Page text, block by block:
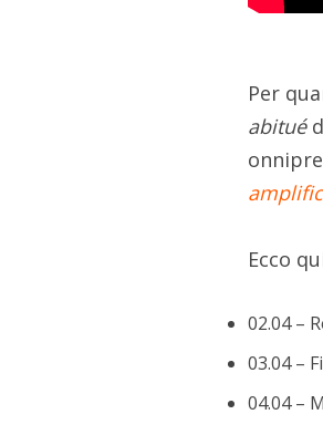
Per
abitué
Ecco
02.04 –
03.04 –
04.04 –